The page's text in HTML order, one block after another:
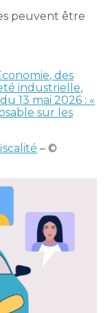
peuvent être
des
industrielle,
13 mai 2026 : «
sur les
– ©